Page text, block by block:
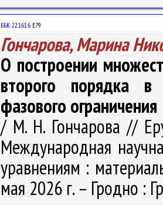
ББК 22.161.6 Е79
Гончарова, Марина
О построении
второго порядка
фазового ограничения
/ М. Н. Гончарова //
Международная
уравнениям :
мая 2026 г. – Гродно :